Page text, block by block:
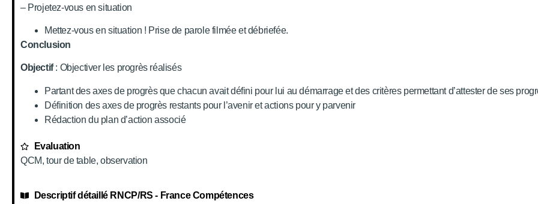
– Projetez-vous en situation
Mettez-vous en situation ! Prise de parole filmée et débriefée.
Conclusion
Objectif: Objectiver les progrès réalisés
Partant des axes de progrès que chacun avait défini pour lui au démarrage et des critères permettant d’attester de ses
Définition des axes de progrès restants pour l’avenir et actions pour y parvenir
Rédaction du plan d’action associé
Evaluation
QCM, tour de table, observation
Descriptif détaillé RNCP/RS - France Compétences